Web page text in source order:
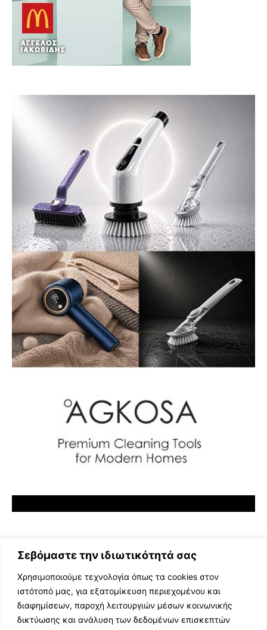
Σεβόμαστε την ιδιωτικότητά σας
Χρησιμοποιούμε τεχνολογία όπως τα cookies στον
ιστότοπό μας, για εξατομίκευση περιεχομένου και
διαφημίσεων, παροχή λειτουργιών μέσων κοινωνικής
δικτύωσης και ανάλυση των δεδομένων επισκεπτών
ΕΛΛΗΝΙΚΗ ΜΟΥΣΙΚΗ
TV SHOWS